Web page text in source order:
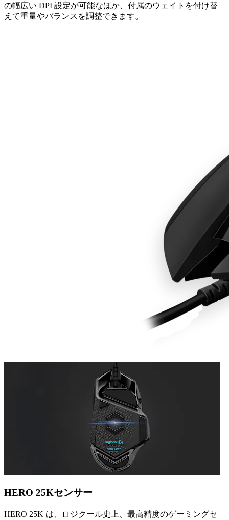
の幅広い DPI 設定が可能なほか、付属のウェイトを付け替
えて重量やバランスを調整できます。
HERO 25Kセンサー
HERO 25K は、ロジクール史上、最高精度のゲーミングセ